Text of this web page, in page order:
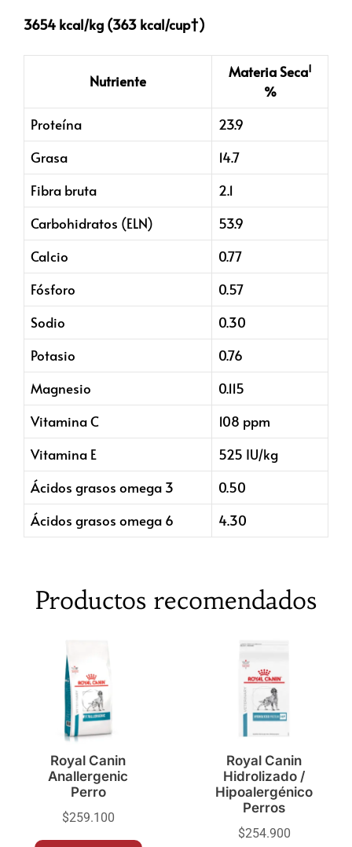
3654 kcal/kg (363 kcal/cup†)
Nutriente Materia Seca1
%
Proteína
23.9
Grasa
14.7
Fibra bruta
2.1
Carbohidratos (ELN)
53.9
Calcio
0.77
Fósforo
0.57
Sodio
0.30
Potasio
0.76
Magnesio
0.115
Vitamina C
108 ppm
Vitamina E
525 IU/kg
Ácidos grasos omega 3
0.50
Ácidos grasos omega 6
4.30
Productos recomendados
Royal Canin
Anallergenic
Perro
$259.100
Royal Canin
Hidrolizado /
Hipoalergénico
Perros
$254.900